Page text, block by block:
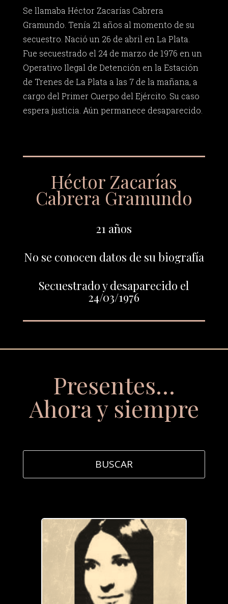
Se llamaba Héctor Zacarías Cabrera
Gramundo. Tenía 21 años al momento de su
secuestro. Nació un 26 de abril en La Plata.
Fue secuestrado el 24 de marzo de 1976 en un
Operativo Ilegal de Detención en la Estación
de Trenes de La Plata a las 7 de la mañana, a
cargo del Primer Cuerpo del Ejército. Su caso
espera justicia. Aún permanece desaparecido.
Héctor Zacarías
Cabrera Gramundo
21 años
No se conocen datos de su biografía
Secuestrado y desaparecido el
24/03/1976
Presentes…
Ahora y siempre